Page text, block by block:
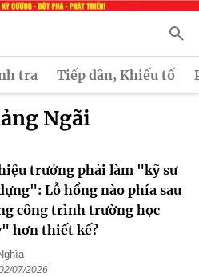
tra Tiếp dân, Khiếu tố
Ngãi
trưởng phải làm "kỹ sư
Lỗ hổng nào phía sau
công trình trường học
hơn thiết kế?
07/2026